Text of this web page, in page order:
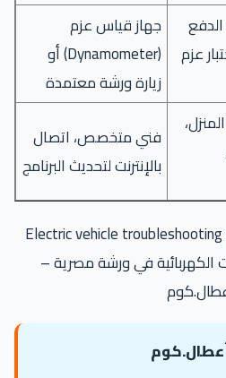
عزم
جهاز قياس عزم
(Dynamometer) أو
زيارة ورشة معتمدة
فني متخصص، اتصال
بالإنترنت لتحديث البرنامج
في ورشة مصرية –